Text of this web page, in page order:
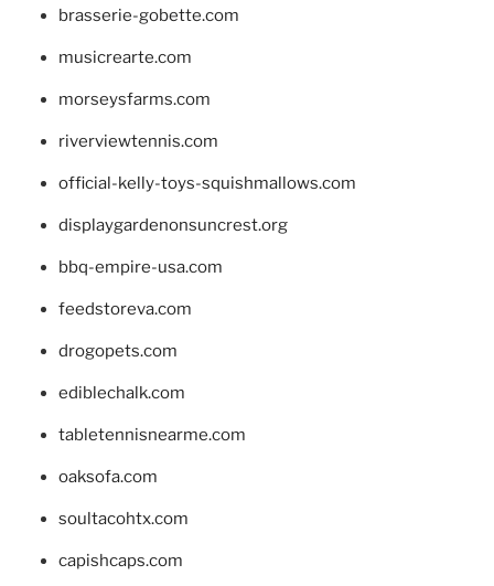
brasserie-gobette.com
musicrearte.com
morseysfarms.com
riverviewtennis.com
official-kelly-toys-squishmallows.com
displaygardenonsuncrest.org
bbq-empire-usa.com
feedstoreva.com
drogopets.com
ediblechalk.com
tabletennisnearme.com
oaksofa.com
soultacohtx.com
capishcaps.com